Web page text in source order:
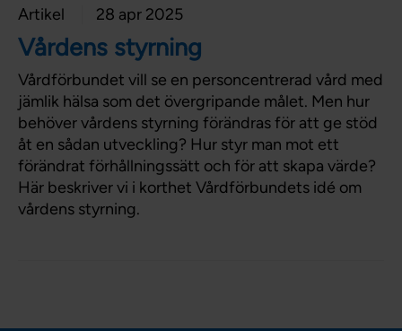
Artikel 28 apr 2025
Vårdens styrning
Vårdförbundet vill se en personcentrerad vård med
jämlik hälsa som det övergripande målet. Men hur
behöver vårdens styrning förändras för att ge stöd
åt en sådan utveckling? Hur styr man mot ett
förändrat förhållningssätt och för att skapa värde?
Här beskriver vi i korthet Vårdförbundets idé om
vårdens styrning.